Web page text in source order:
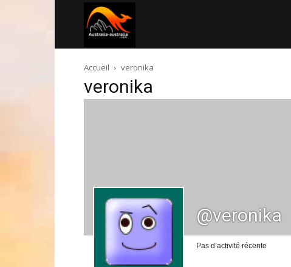
australie.com
Accueil veronika
veronika
@veronika
Pas d’activité récente